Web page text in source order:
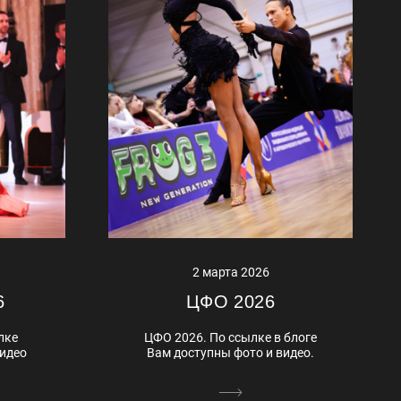
2 марта 2026
ЦФО 2026
ЦФО 2026. По ссылке в блоге
Вам доступны фото и видео.